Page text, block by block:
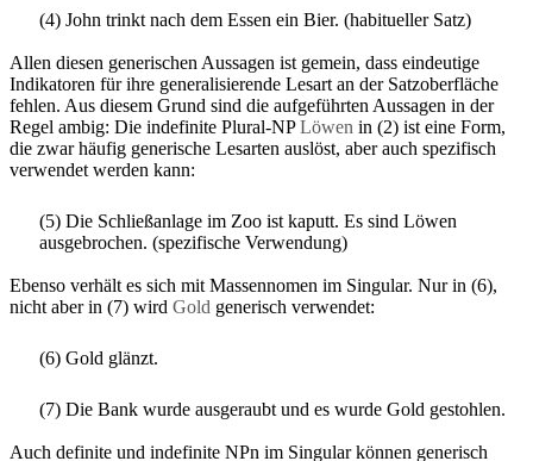
(4) John trinkt nach dem Essen ein Bier. (habitueller Satz)
Allen diesen generischen Aussagen ist gemein, dass eindeutige
Indikatoren für ihre generalisierende Lesart an der Satzoberfläche
fehlen. Aus diesem Grund sind die aufgeführten Aussagen in der
Regel ambig: Die indefinite Plural-NPLöwen in (2) ist eine Form,
die zwar häufig generische Lesarten auslöst, aber auch spezifisch
verwendet werden kann:
(5) Die Schließanlage im Zoo ist kaputt. Es sind Löwen
ausgebrochen. (spezifische Verwendung)
Ebenso verhält es sich mit Massennomen im Singular. Nur in (6),
nicht aber in (7) wird Gold generisch verwendet:
(6) Gold glänzt.
(7) Die Bank wurde ausgeraubt und es wurde Gold gestohlen.
Auch definite und indefinite NPn im Singular können generisch